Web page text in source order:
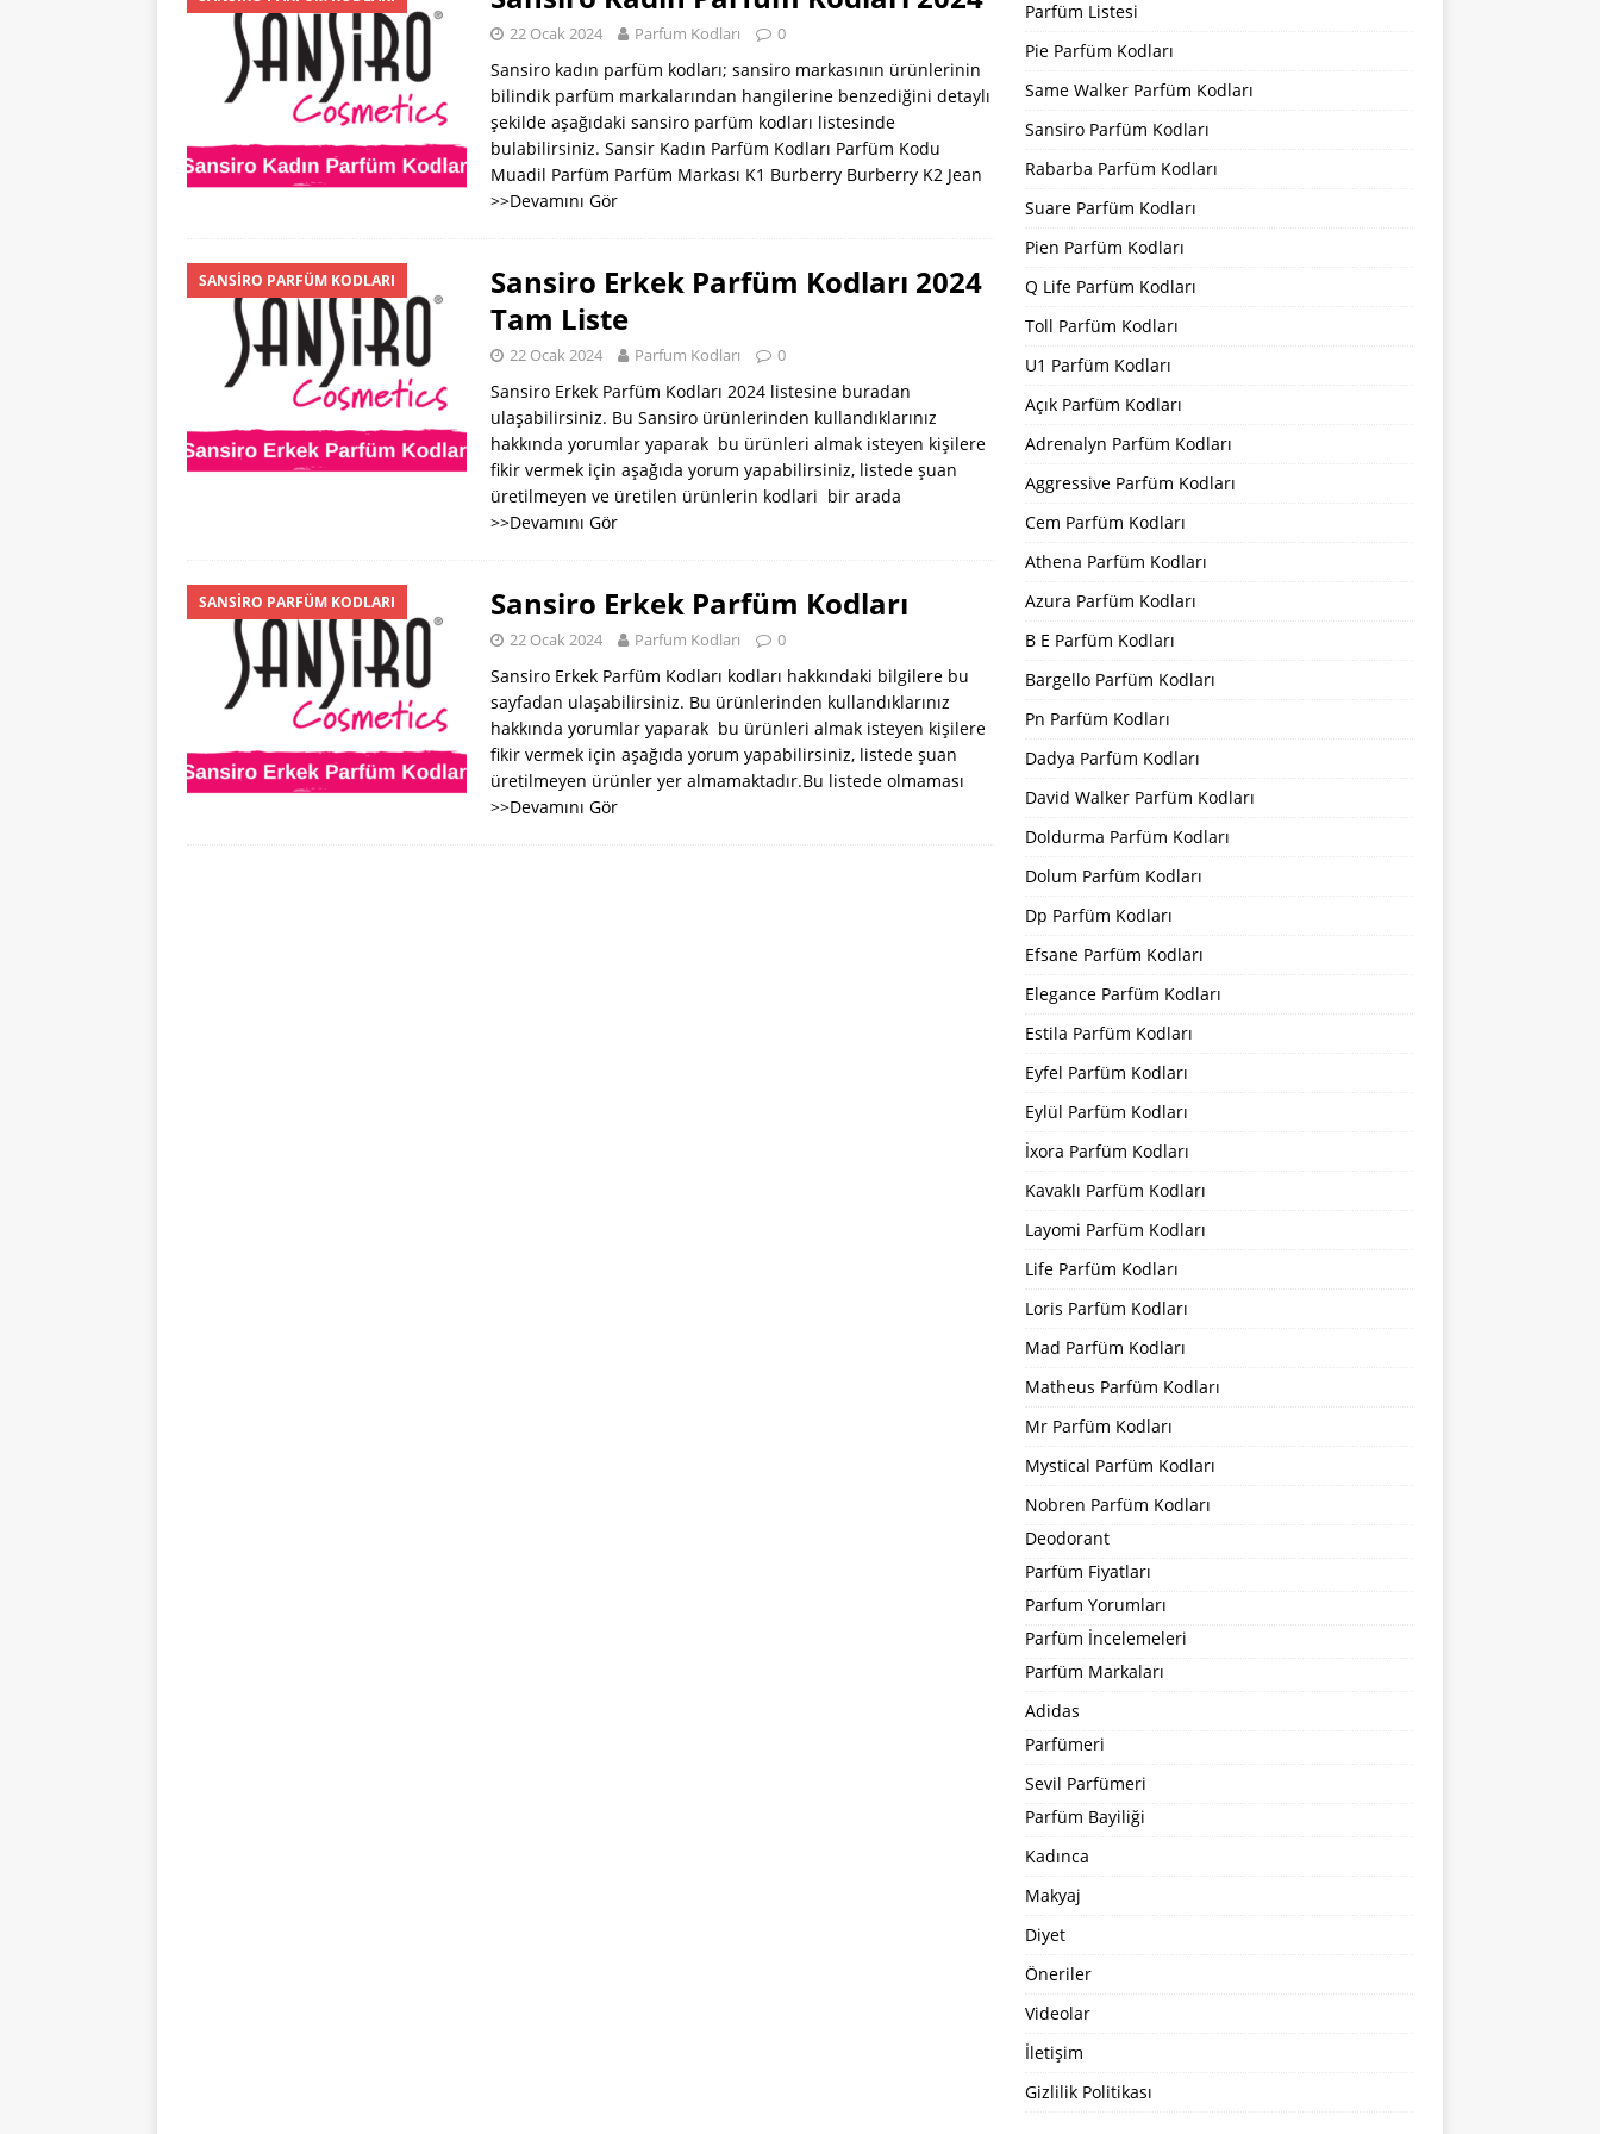
PARFÜM KODLARI
[ 31 Temmuz 2025 ] Dp Parfüm Kodları 2025 DP PARFÜM KODLARI
22 Ocak 2024 Parfum Kodları 0
Sansiro kadın parfüm kodları; sansiro markasının ürünlerinin
bilindik parfüm markalarından hangilerine benzediğini detaylı
şekilde aşağıdaki sansiro parfüm kodları listesinde
bulabilirsiniz. Sansir Kadın Parfüm Kodları Parfüm Kodu
Muadil Parfüm Parfüm Markası K1 Burberry Burberry K2 Jean
>>Devamını Gör
SANSIRO PARFÜM KODLARI
Sansiro Erkek Parfüm Kodları 2024
Tam Liste
22 Ocak 2024 Parfum Kodları 0
Sansiro Erkek Parfüm Kodları 2024 listesine buradan
ulaşabilirsiniz. Bu Sansiro ürünlerinden kullandıklarınız
hakkında yorumlar yaparak bu ürünleri almak isteyen kişilere
fikir vermek için aşağıda yorum yapabilirsiniz, listede şuan
üretilmeyen ve üretilen ürünlerin kodlari bir arada
>>Devamını Gör
SANSIRO PARFÜM KODLARI Sansiro Erkek Parfüm Kodları
22 Ocak 2024 Parfum Kodları 0
Sansiro Erkek Parfüm Kodları kodları hakkındaki bilgilere bu
sayfadan ulaşabilirsiniz. Bu ürünlerinden kullandıklarınız
hakkında yorumlar yaparak bu ürünleri almak isteyen kişilere
fikir vermek için aşağıda yorum yapabilirsiniz, listede şuan
üretilmeyen ürünler yer almamaktadır.Bu listede olmaması
>>Devamını Gör
Parfüm Listesi
Pie Parfüm Kodları
Same Walker Parfüm Kodları
Sansiro Parfüm Kodları
Rabarba Parfüm Kodları
Suare Parfüm Kodları
Pien Parfüm Kodları
Q Life Parfüm Kodları
Toll Parfüm Kodları
U1 Parfüm Kodları
Açık Parfüm Kodları
Adrenalyn Parfüm Kodları
Aggressive Parfüm Kodları
Cem Parfüm Kodları
Athena Parfüm Kodları
Azura Parfüm Kodları
B E Parfüm Kodları
Bargello Parfüm Kodları
Pn Parfüm Kodları
Dadya Parfüm Kodları
David Walker Parfüm Kodları
Doldurma Parfüm Kodları
Dolum Parfüm Kodları
Dp Parfüm Kodları
Efsane Parfüm Kodları
Elegance Parfüm Kodları
Estila Parfüm Kodları
Eyfel Parfüm Kodları
Eylül Parfüm Kodları
İxora Parfüm Kodları
Kavaklı Parfüm Kodları
Layomi Parfüm Kodları
Life Parfüm Kodları
Loris Parfüm Kodları
Mad Parfüm Kodları
Matheus Parfüm Kodları
Mr Parfüm Kodları
Mystical Parfüm Kodları
Nobren Parfüm Kodları
Deodorant
Parfüm Fiyatları
Parfum Yorumları
Parfüm İncelemeleri
Parfüm Markaları
Adidas
Parfümeri
Sevil Parfümeri
Parfüm Bayiliği
Kadınca
Makyaj
Diyet
Öneriler
Videolar
İletişim
Gizlilik Politikası